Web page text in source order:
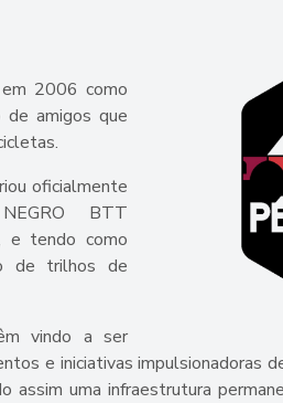
2006 como
de amigos que
oficialmente
BTT
e tendo como
de trilhos de
vindo a ser
e iniciativas impulsionadoras
assim uma infraestrutura